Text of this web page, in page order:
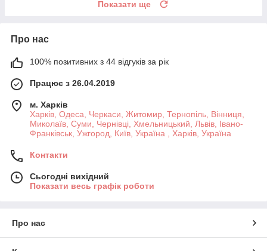
Показати ще
Про нас
100% позитивних з 44 відгуків за рік
Працює з 26.04.2019
м. Харків
Харків, Одеса, Черкаси, Житомир, Тернопіль, Вінниця,
Миколаїв, Суми, Чернівці, Хмельницький, Львів, Івано-
Франківськ, Ужгород, Київ, Україна , Харків, Україна
Контакти
Сьогодні вихідний
Показати весь графік роботи
Про нас